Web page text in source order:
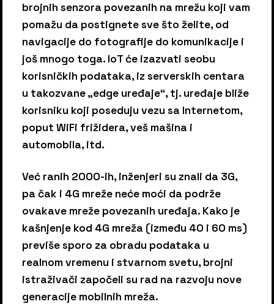
brojnih senzora povezanih na mrežu koji vam
pomažu da postignete sve što želite, od
navigacije do fotografije do komunikacije i
još mnogo toga. IoT će izazvati seobu
korisničkih podataka, iz serverskih centara
u takozvane „edge uređaje“, tj. uređaje bliže
korisniku koji poseduju vezu sa Internetom,
poput WiFi frižidera, veš mašina i
automobila, itd.
Već ranih 2000-ih, inženjeri su znali da 3G,
pa čak i 4G mreže neće moći da podrže
ovakave mreže povezanih uređaja. Kako je
kašnjenje kod 4G mreža (između 40 i 60 ms)
previše sporo za obradu podataka u
realnom vremenu i stvarnom svetu, brojni
istraživači započeli su rad na razvoju nove
generacije mobilnih mreža.